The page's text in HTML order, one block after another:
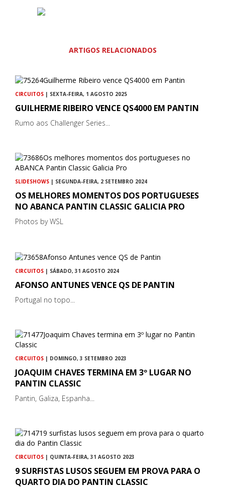
ARTIGOS RELACIONADOS
CIRCUITOS | SEXTA-FEIRA, 1 AGOSTO 2025
GUILHERME RIBEIRO VENCE QS4000 EM PANTIN
Rumo aos Challenger Series...
SLIDESHOWS | SEGUNDA-FEIRA, 2 SETEMBRO 2024
OS MELHORES MOMENTOS DOS PORTUGUESES
NO ABANCA PANTIN CLASSIC GALICIA PRO
Photos by WSL
CIRCUITOS | SÁBADO, 31 AGOSTO 2024
AFONSO ANTUNES VENCE QS DE PANTIN
Portugal no topo...
CIRCUITOS | DOMINGO, 3 SETEMBRO 2023
JOAQUIM CHAVES TERMINA EM 3º LUGAR NO
PANTIN CLASSIC
Pantin, Galiza, Espanha...
CIRCUITOS | QUINTA-FEIRA, 31 AGOSTO 2023
9 SURFISTAS LUSOS SEGUEM EM PROVA PARA O
QUARTO DIA DO PANTIN CLASSIC